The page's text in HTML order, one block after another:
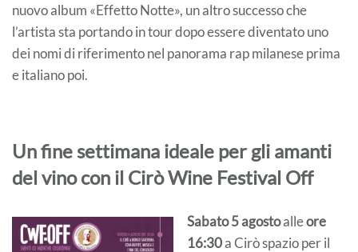
nuovo album «Effetto Notte», un altro successo che
l’artista sta portando in tour dopo essere diventato uno
dei nomi di riferimento nel panorama rap milanese prima
e italiano poi.
Un fine settimana ideale per gli amanti
del vino con il Cirò Wine Festival Off
Sabato 5 agostoalleore
16:30a Cirò spazio per il